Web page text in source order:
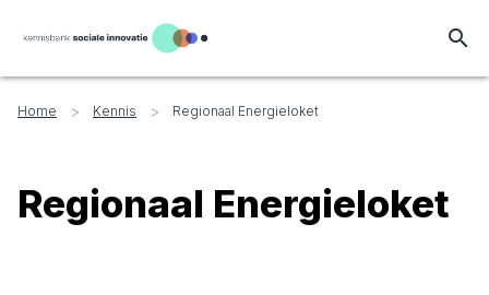
search
Home > Kennis > Regionaal Energieloket
Regionaal Energieloket